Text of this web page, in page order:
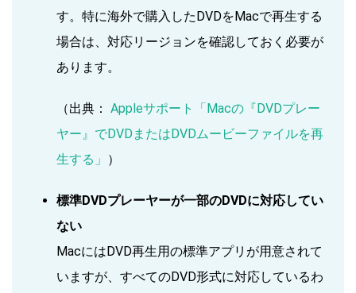
す。特に海外で購入したDVDをMacで再生する
場合は、対応リージョンを確認しておく必要が
あります。
（出典： Appleサポート「Macの『DVDプレー
ヤー』でDVDまたはDVDムービーファイルを再
生する」 ）
標準DVDプレーヤーが一部のDVDに対応してい
ない
MacにはDVD再生用の標準アプリが用意されて
いますが、すべてのDVD形式に対応しているわ